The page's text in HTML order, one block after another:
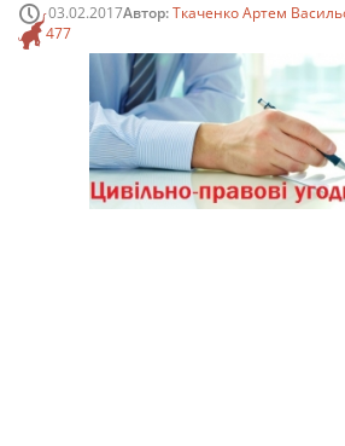
03.02.2017Автор:Ткаченко Артем
477